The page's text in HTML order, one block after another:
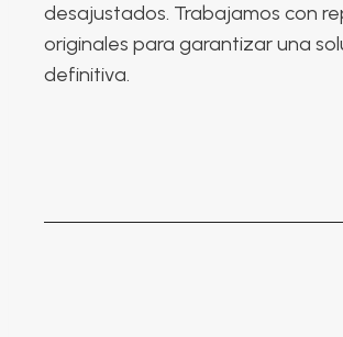
desajustados. Trabajamos con
originales para garantizar una
definitiva.